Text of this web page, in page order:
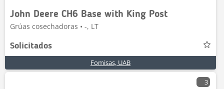
John Deere CH6 Base with King Post
Grúas cosechadoras • -, LT
Solicitados
Fomisas, UAB
3